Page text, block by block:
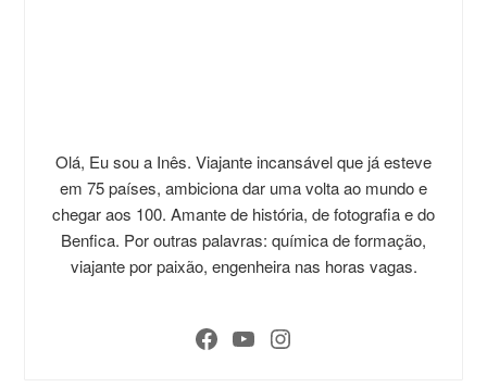
Olá, Eu sou a Inês. Viajante incansável que já esteve
em 75 países, ambiciona dar uma volta ao mundo e
chegar aos 100. Amante de história, de fotografia e do
Benfica. Por outras palavras: química de formação,
viajante por paixão, engenheira nas horas vagas.